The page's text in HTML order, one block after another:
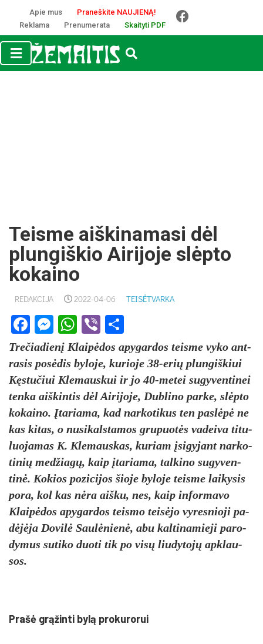
Apie mus
Praneškite NAUJIENĄ!
Reklama
Prenumerata Skaityti PDF
Teisme aiškinamasi dėl
plungiškio Airijoje slėpto
kokaino
REDAKCIJA 2022-04-06 TEISĖTVARKA
Facebook
Messenger
WhatsApp
Viber
Tre­čia­dienį Klaipė­dos apy­gar­dos teis­me vy­ko ant­
ra­sis po­sėdis by­lo­je, ku­rio­je 38-erių plun­giš­kiui
Kęstu­čiui Kle­maus­kui ir jo 40-me­tei su­gy­ven­ti­nei
ten­ka aiš­kin­tis dėl Ai­ri­jo­je, Dub­li­no par­ke, slėpto
ko­kai­no. Įta­ria­ma, kad nar­ko­ti­kus ten pa­slėpė ne
kas ki­tas, o nu­si­kals­ta­mos gru­puotės va­dei­va ti­tu­
luo­ja­mas K. Kle­maus­kas, ku­riam įsi­gy­jant nar­ko­
ti­nių med­žiagų, kaip įta­ria­ma, tal­ki­no su­gy­ven­
tinė. Ko­kios po­zi­ci­jos šio­je by­lo­je teis­me lai­ky­sis
po­ra, kol kas nėra aiš­ku, nes, kaip in­for­ma­vo
Klaipė­dos apy­gar­dos teis­mo teisė­jo vy­res­nio­ji pa­
dėjėja Do­vilė Saulė­nienė, abu kal­ti­na­mie­ji pa­ro­
dy­mus su­ti­ko duo­ti tik po visų liu­dy­tojų ap­klau­
sos.
Prašė grąžin­ti bylą pro­ku­ro­rui